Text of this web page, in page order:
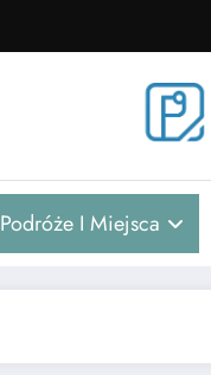
Podróże I Miejsca